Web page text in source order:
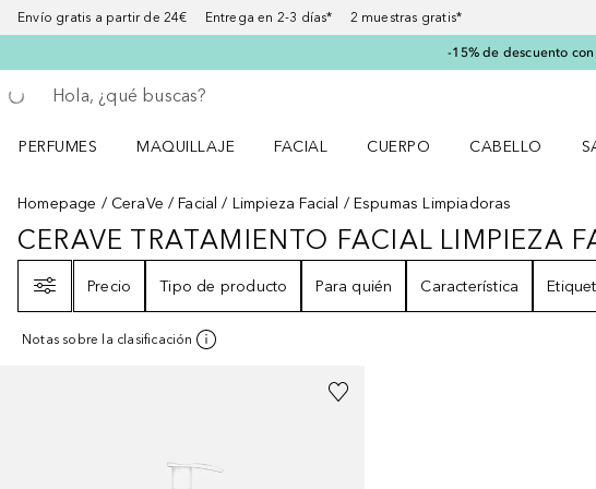
Envío gratis a partir de 24€ Entrega en 2-3 días* 2 muestras gratis*
-15% de descuento
Regresar
Ejecutar búsqueda
PERFUMES
MAQUILLAJE
FACIAL
CUERPO
CABELLO
Homepage
CeraVe Facial Limpieza Facial Espumas Limpiadoras
CERAVE TRATAMIENTO FACIAL
CERAVE TRATAMIENTO FACIAL LIMPIEZA
Precio
Tipo de producto Para quién Característica
Notas sobre la clasificación